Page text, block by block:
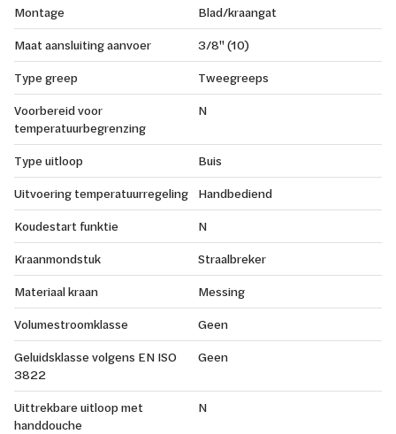
Montage
Blad/kraangat
Maat aansluiting aanvoer
3/8" (10)
Type greep
Tweegreeps
Voorbereid voor
temperatuurbegrenzing
N
Type uitloop
Buis
Uitvoering temperatuurregeling
Handbediend
Koudestart funktie
N
Kraanmondstuk
Straalbreker
Materiaal kraan
Messing
Volumestroomklasse
Geen
Geluidsklasse volgens EN ISO
3822
Geen
Uittrekbare uitloop met
handdouche
N